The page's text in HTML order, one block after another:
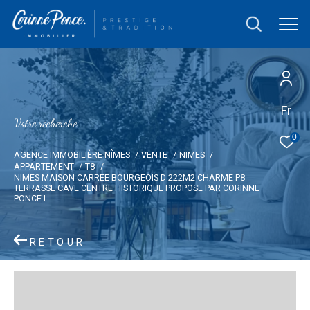
Fr
0
Votre recherche
AGENCE IMMOBILIÈRE NÎMES VENTE
NIMES
APPARTEMENT
T8
NIMES MAISON CARREE BOURGEOIS D 222M2 CHARME P8
TERRASSE CAVE CENTRE HISTORIQUE PROPOSE PAR CORINNE
PONCE I
RETOUR